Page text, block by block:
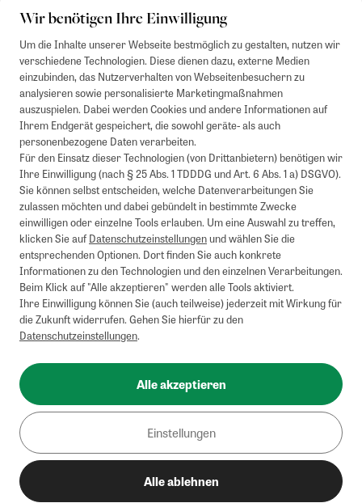
Wir benötigen Ihre Einwilligung
Um die Inhalte unserer Webseite bestmöglich zu gestalten, nutzen wir
verschiedene Technologien. Diese dienen dazu, externe Medien
einzubinden, das Nutzerverhalten von Webseitenbesuchern zu
analysieren sowie personalisierte Marketingmaßnahmen
auszuspielen. Dabei werden Cookies und andere Informationen auf
Ihrem Endgerät gespeichert, die sowohl geräte- als auch
personenbezogene Daten verarbeiten.
Für den Einsatz dieser Technologien (von Drittanbietern) benötigen wir
Ihre Einwilligung (nach § 25 Abs. 1 TDDDG und Art. 6 Abs. 1 a) DSGVO).
Sie können selbst entscheiden, welche Datenverarbeitungen Sie
zulassen möchten und dabei gebündelt in bestimmte Zwecke
einwilligen oder einzelne Tools erlauben. Um eine Auswahl zu treffen,
klicken Sie aufDatenschutzeinstellungenund wählen Sie die
entsprechenden Optionen. Dort finden Sie auch konkrete
Informationen zu den Technologien und den einzelnen Verarbeitungen.
Beim Klick auf "Alle akzeptieren" werden alle Tools aktiviert.
Ihre Einwilligung können Sie (auch teilweise) jederzeit mit Wirkung für
die Zukunft widerrufen. Gehen Sie hierfür zu den
Datenschutzeinstellungen.
Alle akzeptieren
Einstellungen
Alle ablehnen
Mindestbestellwert von 50€. Nicht anwendbar auf Produkte, die der
Buchpreisbindung unterliegen, ZEIT-Akademie, e-Books. Keine
Barauszahlung möglich. Nicht mit weiteren Gutscheinen/Rabatten
kombinierbar.
Briefsendungen sind vom kostenlosen Rückversand ausgeschlossen.
Weitere Informationen zu Rücksendungen finden Sie hier.
Alle Preise inkl. gesetzl. MwSt. zzgl. Versandkosten
AGB
Widerrufsbelehrung
Barrierefreiheit
Cookies/Tracking
Instagram Pinterest